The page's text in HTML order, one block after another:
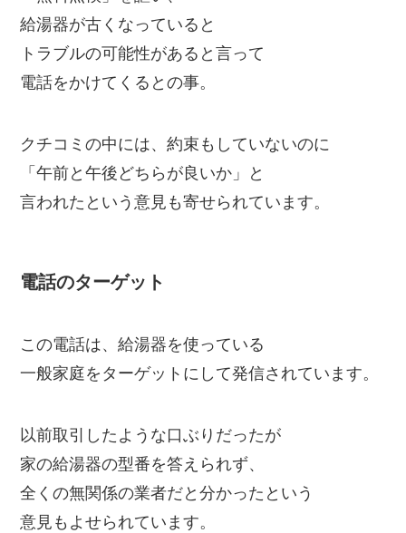
給湯器が古くなっていると
トラブルの可能性があると言って
電話をかけてくるとの事。
クチコミの中には、約束もしていないのに
「午前と午後どちらが良いか」と
言われたという意見も寄せられています。
電話のターゲット
この電話は、給湯器を使っている
一般家庭をターゲットにして発信されています。
以前取引したような口ぶりだったが
家の給湯器の型番を答えられず、
全くの無関係の業者だと分かったという
意見もよせられています。